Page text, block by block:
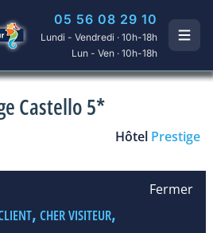
05 56 08 29 10
Lundi - Vendredi · 10h-18h
Lun - Ven · 10h-18h
Castello 5*
Hôtel Prestige
Fermer
cher visiteur,